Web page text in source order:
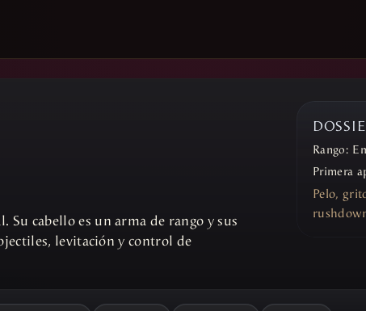
cabello es un arma de rango y sus
levitación y control de
Rango:
Primera
Pelo,